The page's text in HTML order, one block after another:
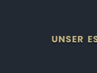
UNSER